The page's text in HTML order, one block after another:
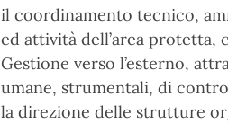
il coordinamento tecnico,
ed attività dell’area protetta,
Gestione verso l’esterno,
umane, strumentali, di
la direzione delle strutture